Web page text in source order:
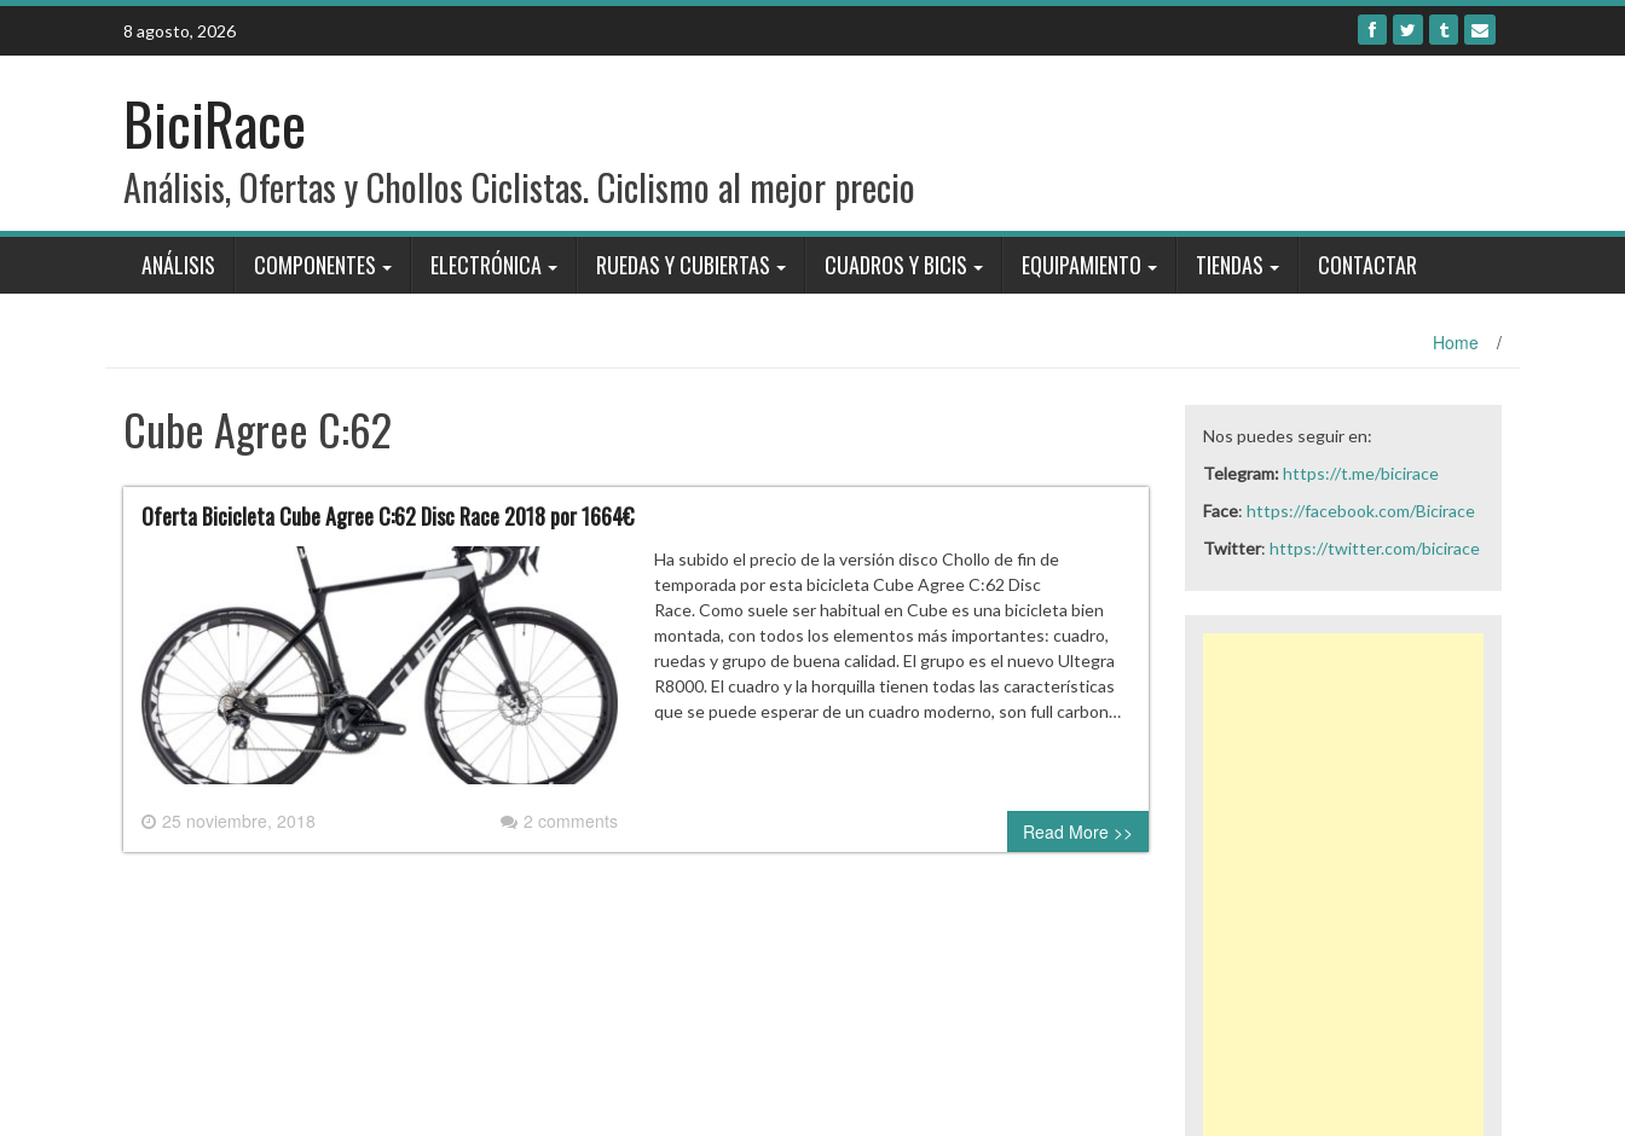
Skip
content
8 agosto, 2026
BiciRace
Análisis, Ofertas y Chollos Ciclistas. Ciclismo al mejor precio
ANÁLISIS COMPONENTES ELECTRÓNICA RUEDAS Y CUBIERTAS CUADROS Y BICIS EQUIPAMIENTO TIENDAS CONTACTAR
Home /
Cube Agree C:62
Oferta Bicicleta Cube Agree C:62 Disc Race 2018 por 1664€
25 noviembre, 2018 2 comments
Ha subido el precio de la versión disco Chollo de fin de
temporada por esta bicicleta Cube Agree C:62 Disc
Race. Como suele ser habitual en Cube es una bicicleta bien
montada, con todos los elementos más importantes: cuadro,
ruedas y grupo de buena calidad. El grupo es el nuevo Ultegra
R8000. El cuadro y la horquilla tienen todas las características
que se puede esperar de un cuadro moderno, son full carbon…
Read More >>
Nos puedes seguir en:
Telegram:https://t.me/bicirace
Face: https://facebook.com/Bicirace
Twitter: https://twitter.com/bicirace